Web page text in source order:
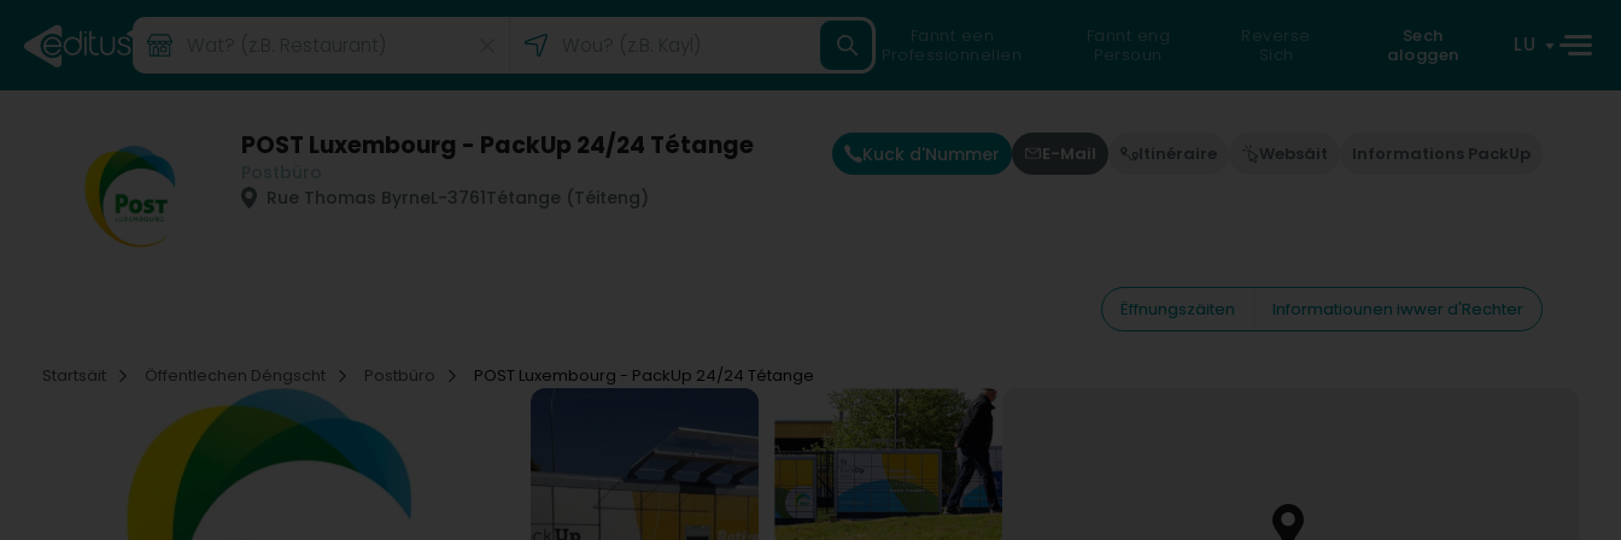
Fannt een
Professionnellen
Fannt eng
Persoun
Reverse
Sich
Sech
aloggen
LU
POST Luxembourg - PackUp 24/24 Tétange
Rue Thomas ByrneL-3761Tétange (Téiteng)
Kuck d'Nummer E-Mail Itinéraire Websäit Informations PackUp
Ëffnungszäiten Informatiounen iwwer d'Rechter
Startsäit Öffentlechen Déngscht Postbüro POST Luxembourg - PackUp 24/24 Tétange